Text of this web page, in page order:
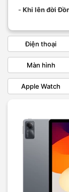
- Khi lên đời
Điện thoại
Màn hình
Apple Watch